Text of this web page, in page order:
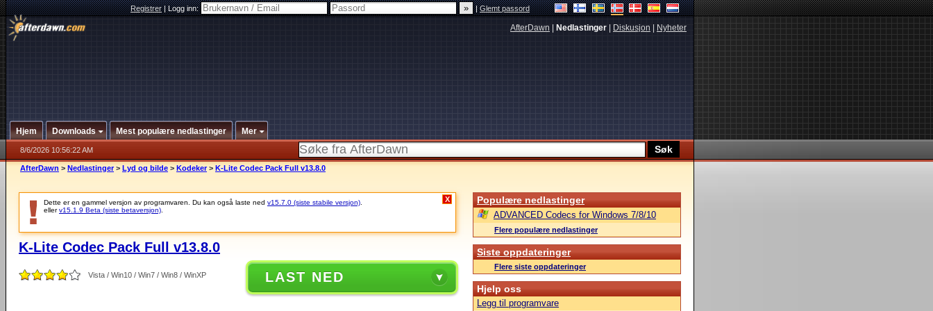
Registrer|Logg inn: |Glemt passord
AfterDawn Nedlastinger Diskusjon Nyheter
Hjem Downloads Mest populære nedlastinger Mer
8/6/2026 10:56:22 AM
AfterDawn > Nedlastinger > Lyd og bilde > Kodeker > K-Lite Codec Pack Full v13.8.0
Dette er en gammel versjon av programvaren. Du kan også laste ned v15.7.0 (siste stabile versjon)
ellerv15.1.9 Beta (siste betaversjon)
X
K-Lite Codec Pack Full v13.8.0
Vista / Win10 / Win7 / Win8 / WinXP LAST NED
Populære nedlastinger
ADVANCED Codecs for Windows 7/8/10
Flere populære nedlastinger
Siste oppdateringer
Flere siste oppdateringer
Hjelp oss
Legg til programvare